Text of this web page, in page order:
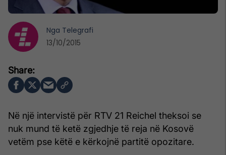
Në një intervistë për RTV 21 Reichel theksoi se
nuk mund të ketë zgjedhje të reja në Kosovë
vetëm pse këtë e kërkojnë partitë opozitare.
Nga Telegrafi
13/10/2015